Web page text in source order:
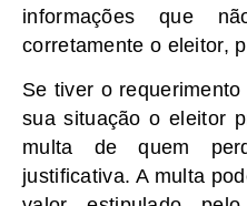
informações que
corretamente o eleitor,
Se tiver o
sua situação o eleitor
multa de quem
justificativa. A multa